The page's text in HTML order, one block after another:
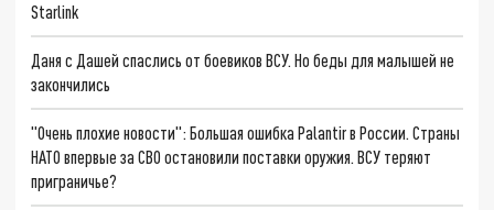
Starlink
Даня с Дашей спаслись от боевиков ВСУ. Но беды для малышей не
закончились
"Очень плохие новости": Большая ошибка Palantir в России. Страны
НАТО впервые за СВО остановили поставки оружия. ВСУ теряют
приграничье?